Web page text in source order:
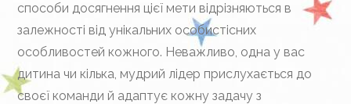
способи досягнення цієї мети відрізняються в
залежності від унікальних особистісних
особливостей кожного. Неважливо, одна у вас
дитина чи кілька, мудрий лідер прислухається до
своєї команди й адаптує кожну задачу з